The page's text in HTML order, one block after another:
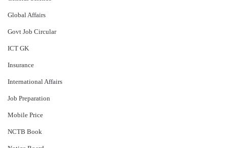
Global Affairs
Govt Job Circular
ICT GK
Insurance
International Affairs
Job Preparation
Mobile Price
NCTB Book